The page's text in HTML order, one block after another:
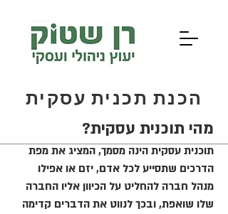
הכנת תכנית עסקית
מהי תוכנית עסקית?
תוכנית עסקית הינה מסמך, המציג את מפת
הדרכים שתסייע לכל אדם, יזם או אפילו
מנהל חברה להחליט על הכיוון אליו החברה
שלו שואפת, ובכך לנווט את הדברים קדימה